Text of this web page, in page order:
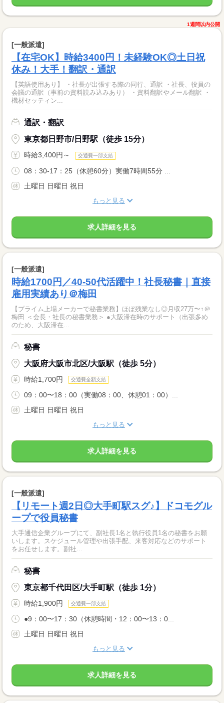
1週間以内公開
[一般派遣]
【在宅OK】時給3400円！未経験OK◎土日祝
休み！大手！翻訳・通訳
【英語使用あり】 ・社長が出張する際の同行、通訳 ・社長、役員の
会議の通訳（事前の資料読み込みあり） ・資料翻訳やメール翻訳 ・
機材セッティン...
通訳・翻訳
東京都日野市/日野駅（徒歩 15分）
時給3,400円～ 交通費一部支給
08：30-17：25（休憩60分）実働7時間55分 ...
土曜日 日曜日 祝日
もっと見る
求人詳細を見る
[一般派遣]
時給1700円／40-50代活躍中！社長秘書｜直接
雇用実績あり＠梅田
【プライム上場メーカーで秘書業務】ほぼ残業なし◎月収27万〜↑＠
梅田 ＜会長・社長の秘書業務＞ ●大阪滞在時のサポート（出張多め
のため、大阪滞在...
秘書
大阪府大阪市北区/大阪駅（徒歩 5分）
時給1,700円 交通費全額支給
09：00〜18：00（実働08：00、休憩01：00）...
土曜日 日曜日 祝日
もっと見る
求人詳細を見る
[一般派遣]
【リモート週2日◎大手町駅スグ♪】ドコモグル
ープで役員秘書
大手通信企業グループにて、副社長1名と執行役員1名の秘書をお願
いします。スケジュール管理や出張手配、来客対応などのサポート
をお任せします。副社...
秘書
東京都千代田区/大手町駅（徒歩 1分）
時給1,900円 交通費一部支給
●9：00〜17：30（休憩時間・12：00〜13：0...
土曜日 日曜日 祝日
もっと見る
求人詳細を見る